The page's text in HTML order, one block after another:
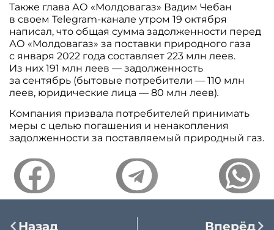
Также глава АО «Молдовагаз» Вадим Чебан
в своем Telegram-канале утром 19 октября
написал, что общая сумма задолженности перед
АО «Молдовагаз» за поставки природного газа
с января 2022 года составляет 223 млн леев.
Из них 191 млн леев — задолженность
за сентябрь (бытовые потребители — 110 млн
леев, юридические лица — 80 млн леев).
Компания призвала потребителей принимать
меры с целью погашения и ненакопления
задолженности за поставляемый природный газ.
Назад Вперёд